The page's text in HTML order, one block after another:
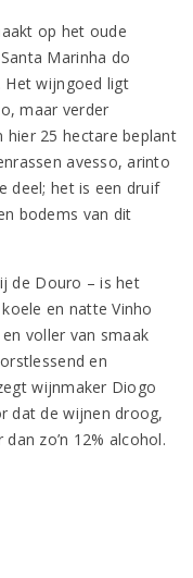
op het oude
Marinha do
Het wijngoed ligt
maar verder
hier 25 hectare beplant
avesso, arinto
deel; het is een druif
bodems van dit
de Douro – is het
en natte Vinho
voller van smaak
en
wijnmaker Diogo
dat de wijnen droog,
zo’n 12% alcohol.